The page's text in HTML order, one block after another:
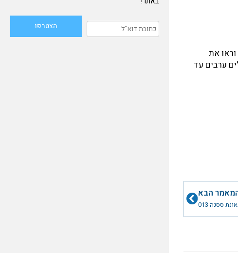
את
טרמפ עם פועלים ערבים עד
הבא
ססנה 013
הבא